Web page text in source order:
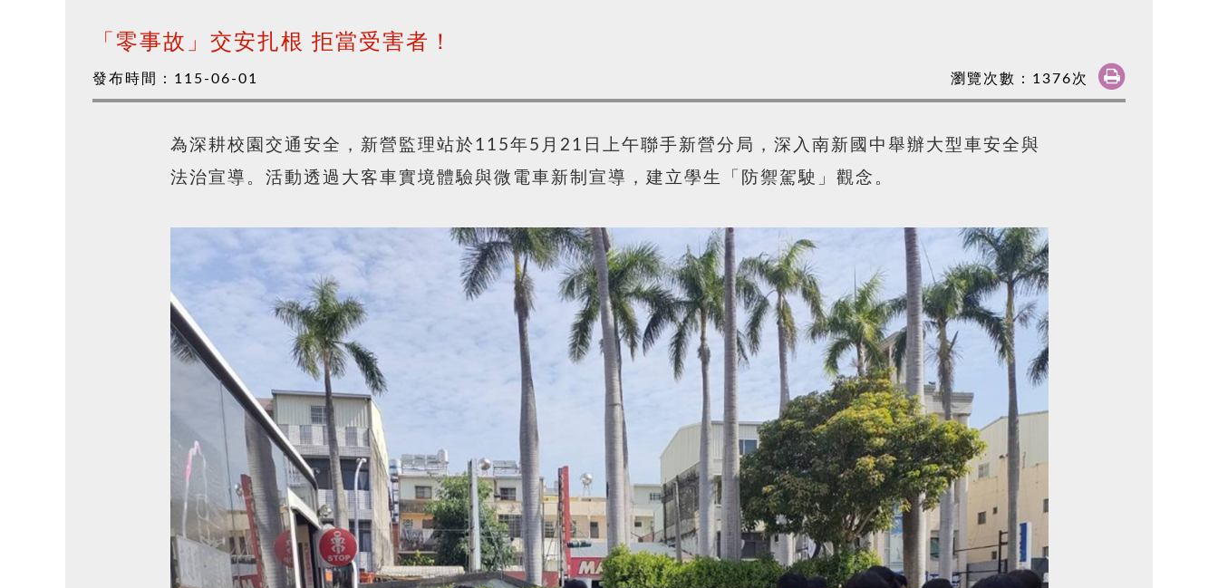
「零事故」交安扎根 拒當受害者！
發布時間： 115-06-01 瀏覽次數： 1376次
為深耕校園交通安全，新營監理站於115年5月21日上午聯手新營分局，深入南新國中舉辦大型車安全與
法治宣導。活動透過大客車實境體驗與微電車新制宣導，建立學生「防禦駕駛」觀念。